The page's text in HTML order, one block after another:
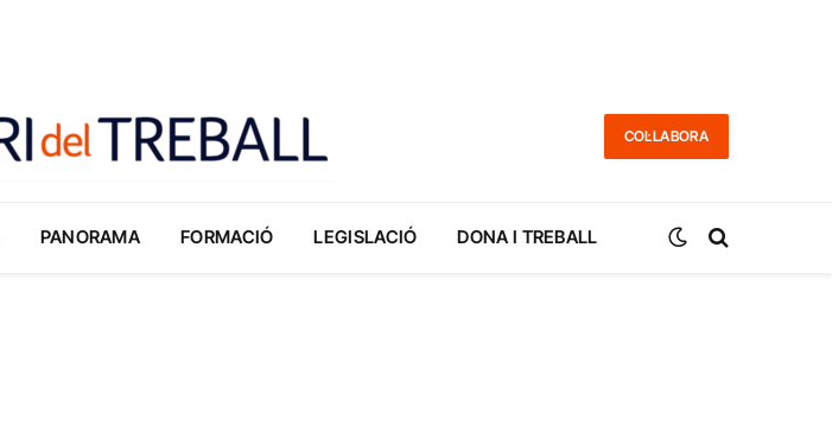
COL·LABORA
PANORAMA FORMACIÓ LEGISLACIÓ DONA I TREBALL